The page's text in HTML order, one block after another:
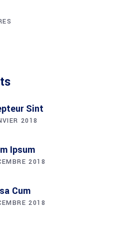
Sint
2018
Ipsum
2018
Cum
2018